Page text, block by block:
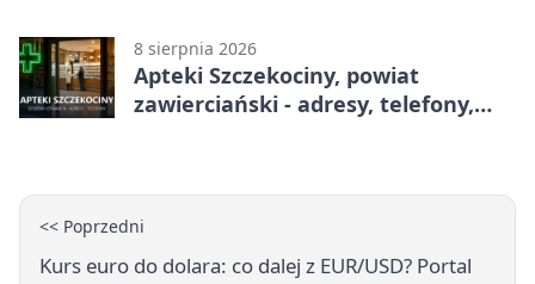
8 sierpnia 2026
Apteki Szczekociny, powiat
zawierciański - adresy, telefony,
<< Poprzedni
Kurs euro do dolara: co dalej z EUR/USD? Portal